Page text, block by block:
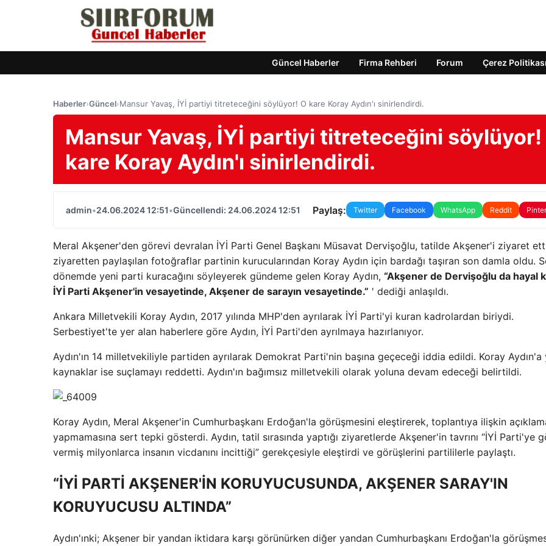
Güncel Haberler Firma Rehberi Forum Çerez Politikası
Haberler›Güncel›Mansur Yavaş, İYİ partiyi titreteceğini söylüyor! O kare Koray Aydın'ı sinirlendirdi.
Mansur Yavaş, İYİ partiyi titreteceğini söylüyor!
kare Koray Aydın'ı sinirlendirdi.
admin•24.06.2024 12:51•Güncellendi: 24.06.2024 12:51 Paylaş: Twitter Facebook WhatsApp Reddit
Meral Akşener'den görevi devralan İYİ Parti Genel Başkanı Müsavat Dervişoğlu, tatilde Akşener'i ziyaret
ziyaretten paylaşılan fotoğraflar partinin kurucularından Koray Aydın için bardağı taşıran son damla oldu.
dönemde yeni parti kuracağını söyleyerek gündeme gelen Koray Aydın, “Akşener de Dervişoğlu da hayal
İYİ Parti Akşener'in vesayetinde, Akşener de sarayın vesayetinde.” ' dediği anlaşıldı.
Ankara Milletvekili Koray Aydın, 2017 yılında MHP'den ayrılarak İYİ Parti'yi kuran kadrolardan biriydi.
Serbestiyet'te yer alan haberlere göre Aydın, İYİ Parti'den ayrılmaya hazırlanıyor.
Aydın'ın 14 milletvekiliyle partiden ayrılarak Demokrat Parti'nin başına geçeceği iddia edildi. Koray Aydın'a
kaynaklar ise suçlamayı reddetti. Aydın'ın bağımsız milletvekili olarak yoluna devam edeceği belirtildi.
Koray Aydın, Meral Akşener'in Cumhurbaşkanı Erdoğan'la görüşmesini eleştirerek, toplantıya ilişkin
yapmamasına sert tepki gösterdi. Aydın, tatil sırasında yaptığı ziyaretlerde Akşener'in tavrını “İYİ Parti'ye
vermiş milyonlarca insanın vicdanını incittiği” gerekçesiyle eleştirdi ve görüşlerini partililerle paylaştı.
“İYİ PARTİ AKŞENER'İN KORUYUCUSUNDA, AKŞENER SARAY'IN
KORUYUCUSU ALTINDA”
Aydın'ınki; Akşener bir yandan iktidara karşı görünürken diğer yandan Cumhurbaşkanı Erdoğan'la